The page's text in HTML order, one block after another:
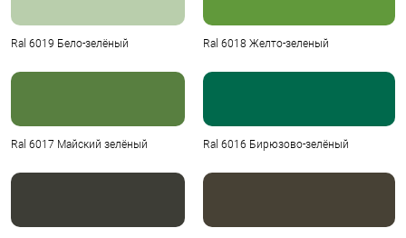
Ral 6019 Бело-зелёный Ral 6018 Желто-зеленый
Ral 6017 Майский зелёный Ral 6016 Бирюзово-зелёный